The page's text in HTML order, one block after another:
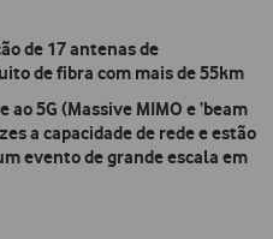
de 17 antenas de
de fibra com mais de 55km
5G (Massive MIMO e ‘beam
a capacidade de rede e estão
evento de grande escala em